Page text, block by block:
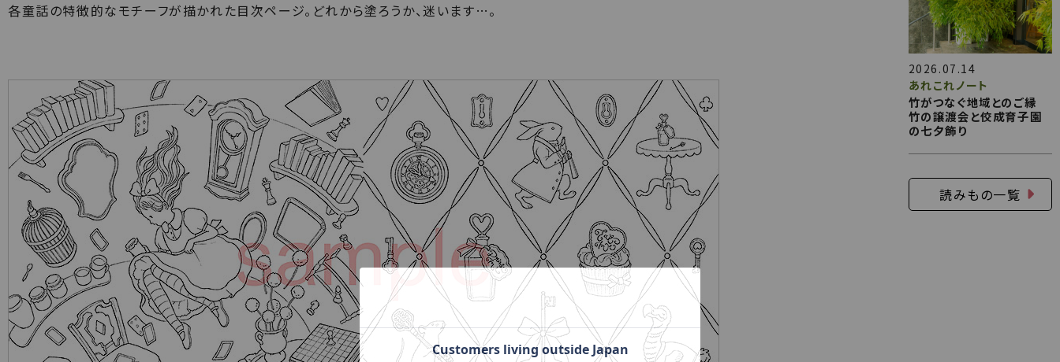
各童話の特徴的なモチーフが描かれた目次ページ。どれから塗ろうか、迷います…。
2026.07.14
あれこれノート
竹がつなぐ地域とのご縁
竹の譲渡会と佼成育子園
の七夕飾り
読みもの一覧